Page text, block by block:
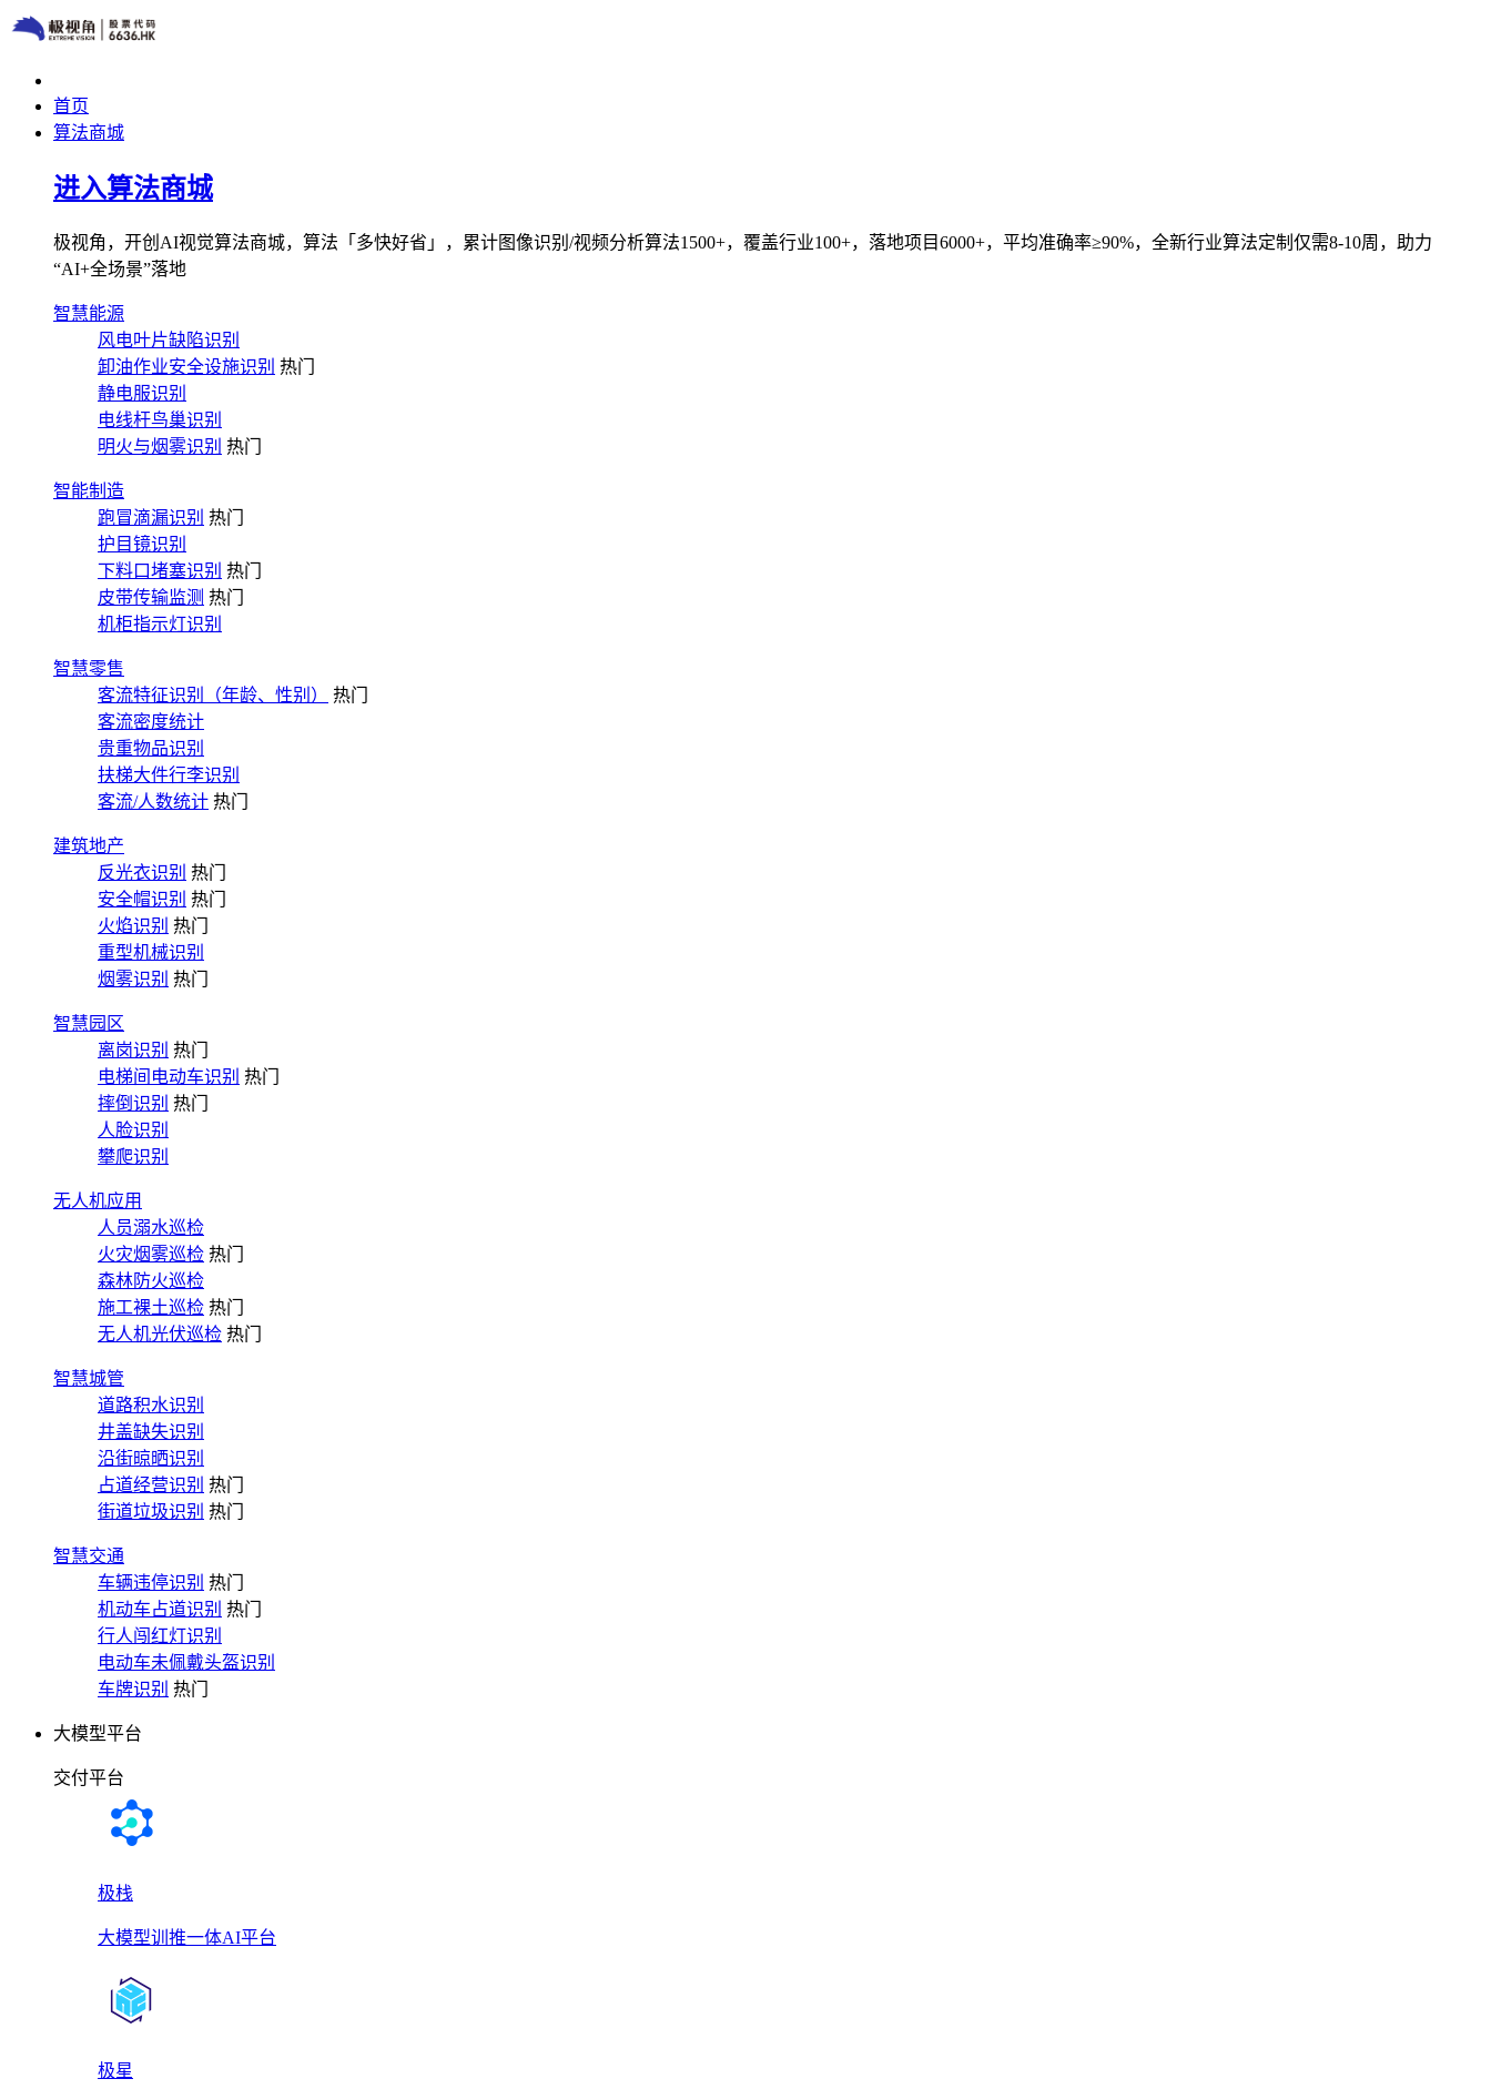
首页
算法商城
进入算法商城
极视角，开创AI视觉算法商城，算法「多快好省」，累计图像识别/视频分析算法1500+，覆盖行业100+，落地项目6000+，平均准确率≥90%，全新行业算法定制仅需8-10周，助力
“AI+全场景”落地
智慧能源
风电叶片缺陷识别
卸油作业安全设施识别 热门
静电服识别
电线杆鸟巢识别
明火与烟雾识别 热门
智能制造
跑冒滴漏识别 热门
护目镜识别
下料口堵塞识别 热门
皮带传输监测 热门
机柜指示灯识别
智慧零售
客流特征识别（年龄、性别）
热门
客流密度统计
贵重物品识别
扶梯大件行李识别
客流/人数统计 热门
建筑地产
反光衣识别 热门
安全帽识别 热门
火焰识别 热门
重型机械识别
烟雾识别 热门
智慧园区
离岗识别 热门
电梯间电动车识别 热门
摔倒识别 热门
人脸识别
攀爬识别
无人机应用
人员溺水巡检
火灾烟雾巡检 热门
森林防火巡检
施工裸土巡检 热门
无人机光伏巡检 热门
智慧城管
道路积水识别
井盖缺失识别
沿街晾晒识别
占道经营识别 热门
街道垃圾识别 热门
智慧交通
车辆违停识别 热门
机动车占道识别 热门
行人闯红灯识别
电动车未佩戴头盔识别
车牌识别 热门
大模型平台
交付平台
极栈
大模型训推一体AI平台
极星